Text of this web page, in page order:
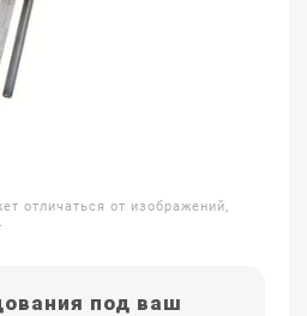
отличаться от изображений,
под ваш